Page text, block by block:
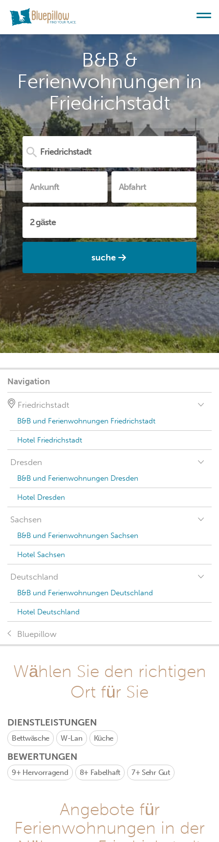
B&B &
Ferienwohnungen in
Friedrichstadt
suche
Navigation
Friedrichstadt
B&B und Ferienwohnungen Friedrichstadt
Hotel Friedrichstadt
Dresden
B&B und Ferienwohnungen Dresden
Hotel Dresden
Sachsen
B&B und Ferienwohnungen Sachsen
Hotel Sachsen
Deutschland
B&B und Ferienwohnungen Deutschland
Hotel Deutschland
Bluepillow
Wählen Sie den richtigen
Ort für Sie
DIENSTLEISTUNGEN
Bettwäsche W-Lan Küche
BEWERTUNGEN
9+ Hervorragend 8+ Fabelhaft 7+ Sehr Gut
Angebote für
Ferienwohnungen in der